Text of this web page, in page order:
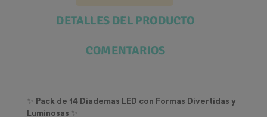
DETALLES DEL PRODUCTO
COMENTARIOS
✨
Pack de 14 Diademas LED con Formas Divertidas y
Luminosas ✨